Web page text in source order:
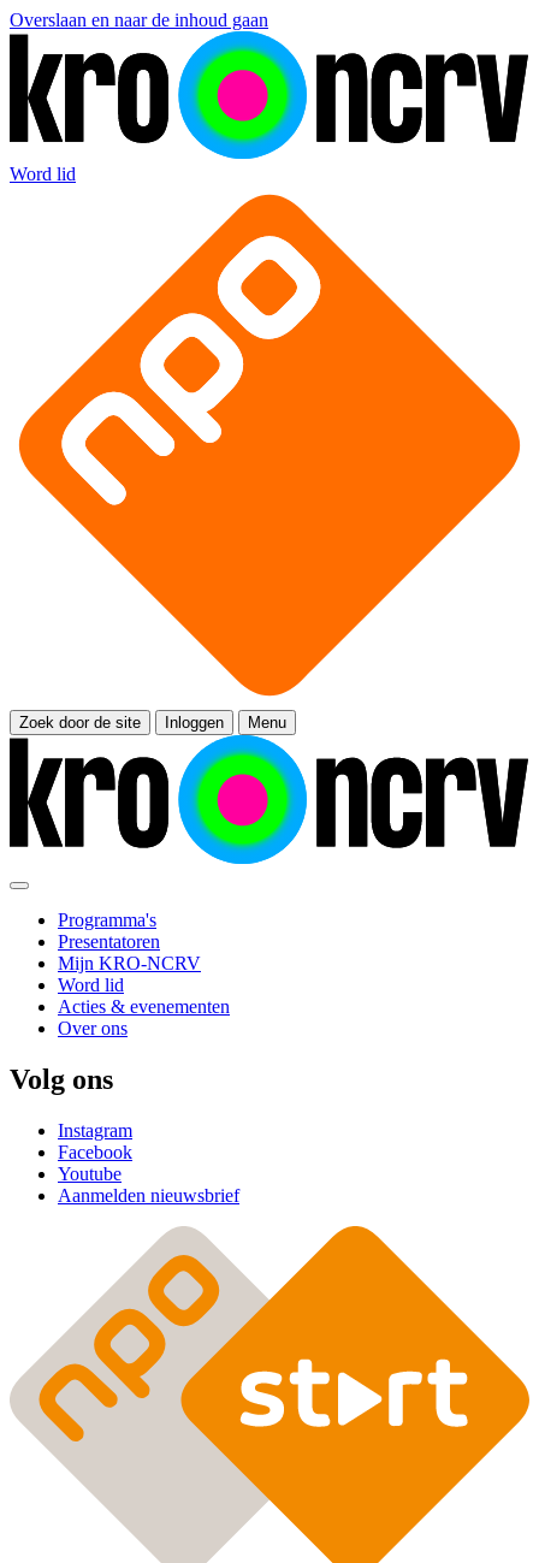
Overslaan en naar de inhoud gaan
Word lid
Zoek door de site Inloggen Menu
Programma's
Presentatoren
Mijn KRO-NCRV
Word lid
Acties & evenementen
Over ons
Volg ons
Instagram
Facebook
Youtube
Aanmelden nieuwsbrief